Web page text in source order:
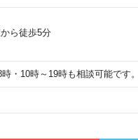
ら徒歩5分
10時～19時も相談可能です。